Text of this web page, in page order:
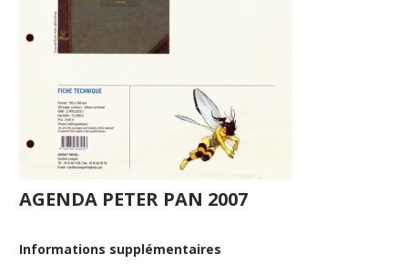
AGENDA PETER PAN 2007
Informations supplémentaires